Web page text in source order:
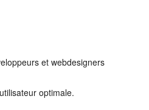
et webdesigners
optimale.